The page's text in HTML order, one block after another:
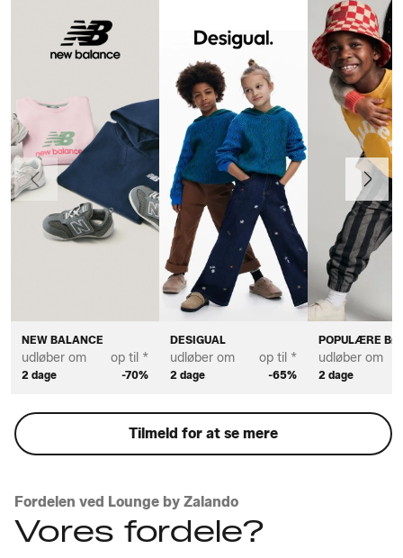
NEW BALANCE
udløber om
2 dage
op til *
-70%
DESIGUAL
udløber om
2 dage
op til *
-65%
POPULÆRE
udløber om
2 dage
Forrige Næste
Tilmeld for at se mere
Fordelen ved Lounge by Zalando
Vores fordele?